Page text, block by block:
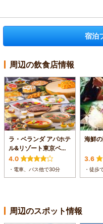
宿泊
周辺の飲食店情報
ラ・ベランダ アパホテ
ル&リゾート東京ベイ
幕張
4.0
・電車、バス他で30分
海鮮
3.6
・徒歩
周辺のスポット情報